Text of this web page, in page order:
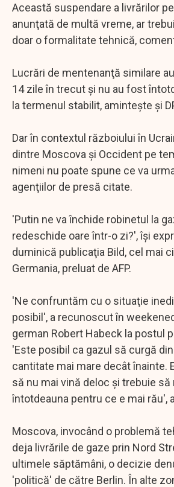
Această suspendare a livrărilor
anunţată de multă vreme, ar
doar o formalitate tehnică,
Lucrări de mentenanţă similare
14 zile în trecut şi nu au fost
la termenul stabilit, aminteşte şi
Dar în contextul războiului în
dintre Moscova şi Occident pe
nimeni nu poate spune ce va
agenţiilor de presă citate.
'Putin ne va închide robinetul la
redeschide oare într-o zi?', îşi
duminică publicaţia Bild, cel mai
Germania, preluat de AFP.
'Ne confruntăm cu o situaţie
posibil', a recunoscut în
german Robert Habeck la postul
'Este posibil ca gazul să curgă
cantitate mai mare decât înainte.
să nu mai vină deloc şi trebuie
întotdeauna pentru ce e mai rău',
Moscova, invocând o problemă
deja livrările de gaze prin Nord
ultimele săptămâni, o decizie
'politică' de către Berlin. În alte